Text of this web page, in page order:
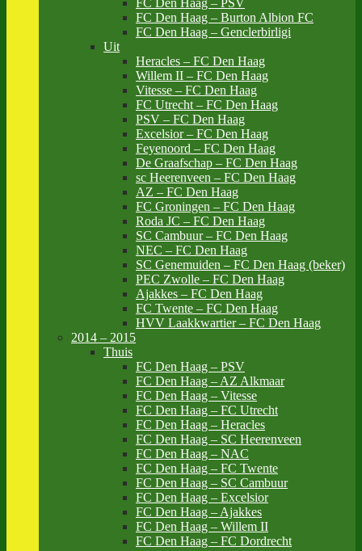
FC Den Haag – PSV
FC Den Haag – Burton Albion FC
FC Den Haag – Genclerbirligi
Uit
Heracles – FC Den Haag
Willem II – FC Den Haag
Vitesse – FC Den Haag
FC Utrecht – FC Den Haag
PSV – FC Den Haag
Excelsior – FC Den Haag
Feyenoord – FC Den Haag
De Graafschap – FC Den Haag
sc Heerenveen – FC Den Haag
AZ – FC Den Haag
FC Groningen – FC Den Haag
Roda JC – FC Den Haag
SC Cambuur – FC Den Haag
NEC – FC Den Haag
SC Genemuiden – FC Den Haag (beker)
PEC Zwolle – FC Den Haag
Ajakkes – FC Den Haag
FC Twente – FC Den Haag
HVV Laakkwartier – FC Den Haag
2014 – 2015
Thuis
FC Den Haag – PSV
FC Den Haag – AZ Alkmaar
FC Den Haag – Vitesse
FC Den Haag – FC Utrecht
FC Den Haag – Heracles
FC Den Haag – SC Heerenveen
FC Den Haag – NAC
FC Den Haag – FC Twente
FC Den Haag – SC Cambuur
FC Den Haag – Excelsior
FC Den Haag – Ajakkes
FC Den Haag – Willem II
FC Den Haag – FC Dordrecht